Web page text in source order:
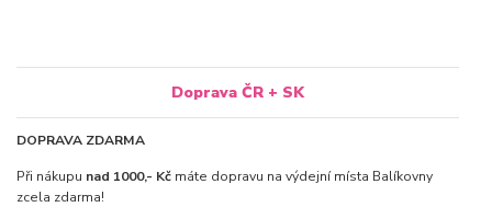
Doprava ČR + SK
DOPRAVA ZDARMA
Při nákupu nad 1000,- Kč máte dopravu na výdejní místa Balíkovny
zcela zdarma!